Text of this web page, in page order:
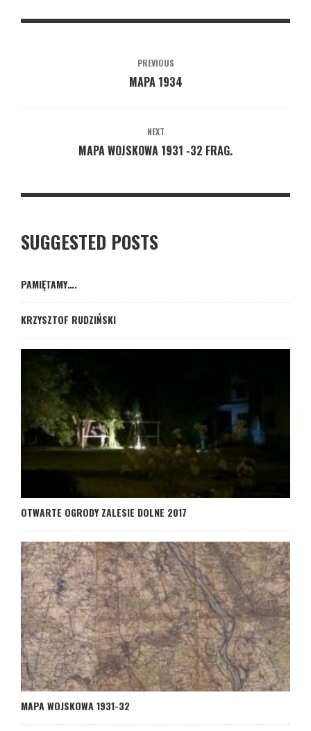
PREVIOUS
MAPA 1934
NEXT
MAPA WOJSKOWA 1931 -32 FRAG.
SUGGESTED POSTS
PAMIĘTAMY….
KRZYSZTOF RUDZIŃSKI
OTWARTE OGRODY ZALESIE DOLNE 2017
MAPA WOJSKOWA 1931-32